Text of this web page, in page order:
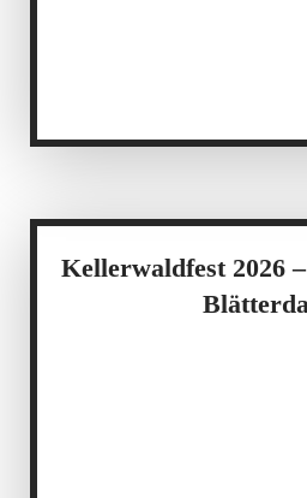
Kellerwaldfest 2026